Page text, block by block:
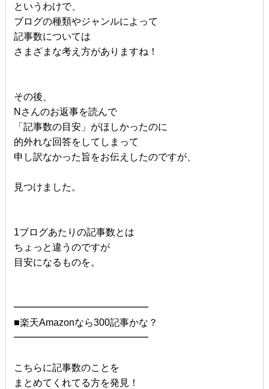
というわけで、
ブログの種類やジャンルによって
記事数については
さまざまな考え方がありますね！
その後、
Nさんのお返事を読んで
「記事数の目安」がほしかったのに
的外れな回答をしてしまって
申し訳なかった旨をお伝えしたのですが、
見つけました。
1ブログあたりの記事数とは
ちょっと違うのですが
目安になるものを。
━━━━━━━━━━━━━━
■楽天Amazonなら300記事かな？
━━━━━━━━━━━━━━
こちらに記事数のことを
まとめてくれてる方を発見！